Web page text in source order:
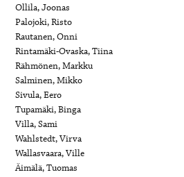
Ollila, Joonas
Palojoki, Risto
Rautanen, Onni
Rintamäki-Ovaska, Tiina
Rähmönen, Markku
Salminen, Mikko
Sivula, Eero
Tupamäki, Binga
Villa, Sami
Wahlstedt, Virva
Wallasvaara, Ville
Äimälä, Tuomas